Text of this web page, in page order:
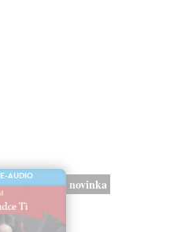
E-AUDIO
novinka